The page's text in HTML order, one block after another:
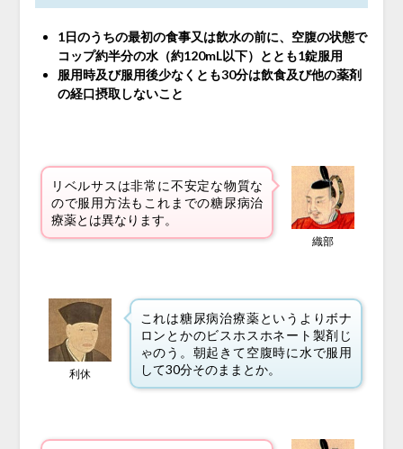
1日のうちの最初の食事又は飲水の前に、空腹の状態で
コップ約半分の水（約120mL以下）ととも1錠服用
服用時及び服用後少なくとも30分は飲食及び他の薬剤
の経口摂取しないこと
リベルサスは非常に不安定な物質な
ので服用方法もこれまでの糖尿病治
療薬とは異なります。
織部
利休
これは糖尿病治療薬というよりボナ
ロンとかのビスホスホネート製剤じ
ゃのう。朝起きて空腹時に水で服用
して30分そのままとか。